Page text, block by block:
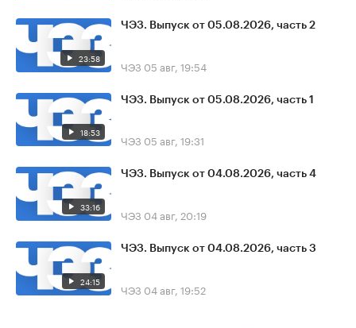
23:58
ЧЭЗ. Выпуск от 05.08.2026, часть 2
ЧЭЗ 05 авг, 19:54
18:53
ЧЭЗ. Выпуск от 05.08.2026, часть 1
ЧЭЗ 05 авг, 19:31
33:16
ЧЭЗ. Выпуск от 04.08.2026, часть 4
ЧЭЗ 04 авг, 20:19
24:15
ЧЭЗ. Выпуск от 04.08.2026, часть 3
ЧЭЗ 04 авг, 19:52